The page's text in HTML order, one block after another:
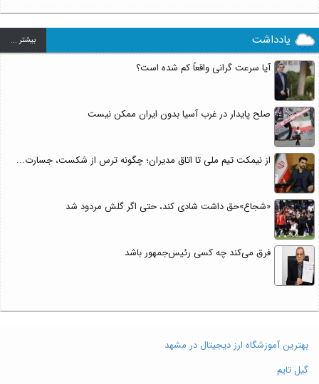
یادداشت بيشتر ...
آیا سرعت گرانی واقعاً کم شده است؟
صلح پایدار در غرب آسیا بدون ایران ممکن نیست
از نیمکت تیم ملی تا اتاق مدیران؛ چگونه ترس از شکست، جسارت...
«شجاع»حق داشت شادی کند، حتی اگر گلش مردود شد
فرق می‌کند چه کسی رئیس‌جمهور باشد
بهترین آموزشگاه ارز دیجیتال در مشهد
گیل تایم